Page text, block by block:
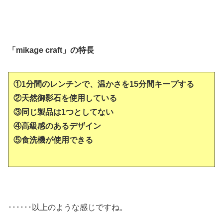
「mikage craft」の特長
①1分間のレンチンで、温かさを15分間キープする
②天然御影石を使用している
③同じ製品は1つとしてない
④高級感のあるデザイン
⑤食洗機が使用できる
･･････以上のような感じですね。